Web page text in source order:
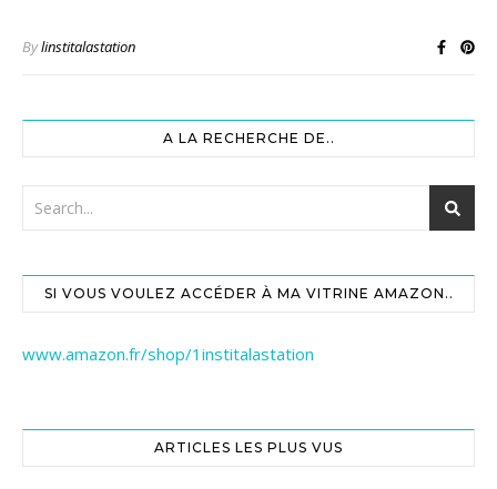
Bylinstitalastation
A LA RECHERCHE DE..
SI VOUS VOULEZ ACCÉDER À MA VITRINE AMAZON..
www.amazon.fr/shop/1institalastation
ARTICLES LES PLUS VUS